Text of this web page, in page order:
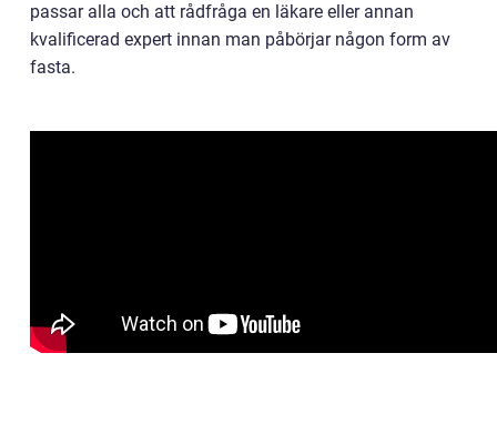
passar alla och att rådfråga en läkare eller annan
kvalificerad expert innan man påbörjar någon form av
fasta.